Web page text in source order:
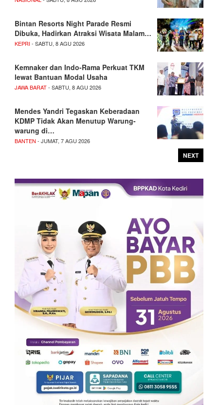
Bintan Resorts Night Parade Resmi
Dibuka, Hadirkan Atraksi Wisata Malam…
KEPRI- SABTU, 8 AGU 2026
Kemnaker dan Indo-Rama Perkuat TKM
lewat Bantuan Modal Usaha
JAWA BARAT- SABTU, 8 AGU 2026
Mendes Yandri Tegaskan Keberadaan
KDMP Tidak Akan Menutup Warung-
warung di…
BANTEN - JUMAT, 7 AGU 2026
NEXT